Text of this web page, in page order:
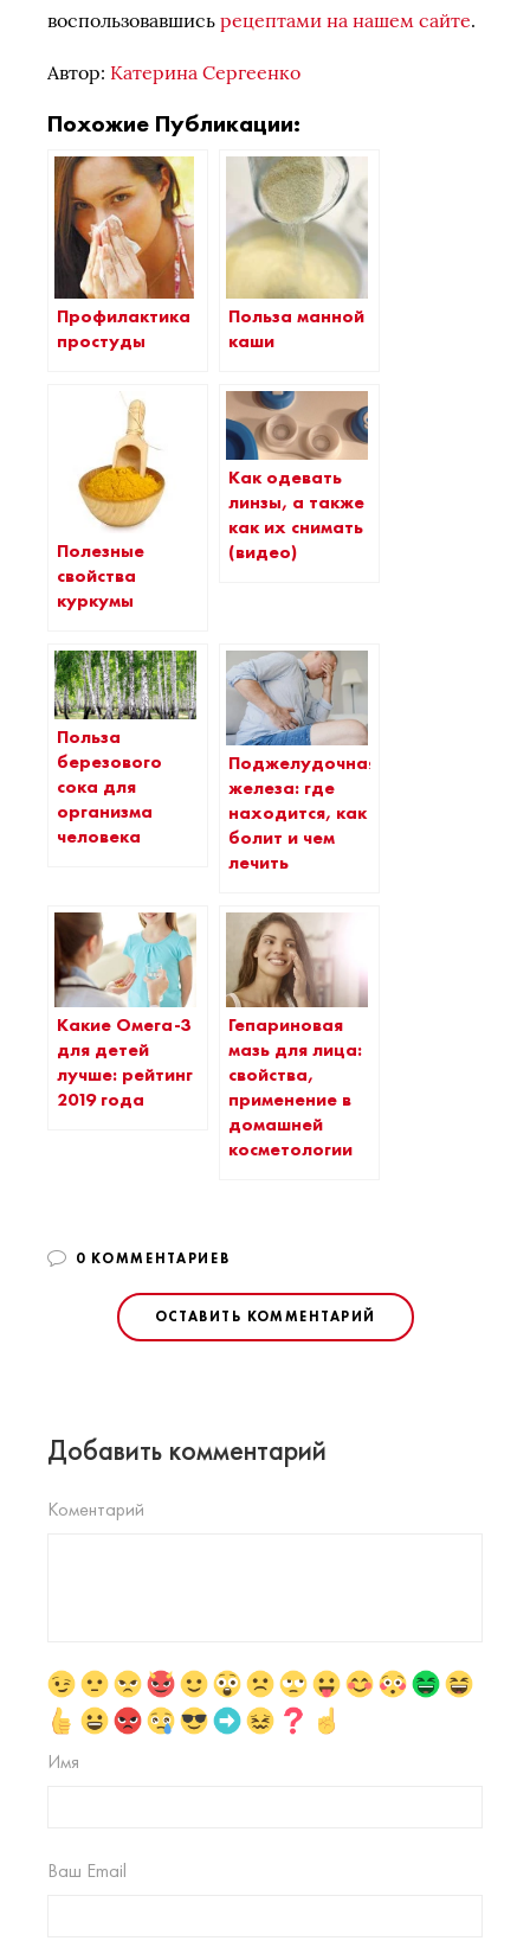
воспользовавшись рецептами на нашем сайте.
Автор: Катерина Сергеенко
Похожие Публикации:
Профилактика
простуды
Польза манной
каши
Полезные
свойства
куркумы
Как одевать
линзы, а также
как их снимать
(видео)
Польза
березового
сока для
организма
человека
Поджелудочная
железа: где
находится, как
болит и чем
лечить
Какие Омега-3
для детей
лучше: рейтинг
2019 года
Гепариновая
мазь для лица:
свойства,
применение в
домашней
косметологии
0 КОММЕНТАРИЕВ
ОСТАВИТЬ КОММЕНТАРИЙ
Добавить комментарий
Коментарий
Имя
Ваш Email